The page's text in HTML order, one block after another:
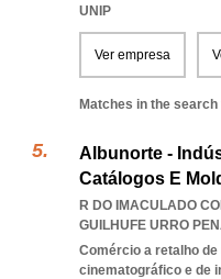
UNIP
Ver empresa
Matches in the search
Albunorte -
Catálogos E
R DO IMACULADO
GUILHUFE URRO
Comércio a retalho
cinematográfico e de